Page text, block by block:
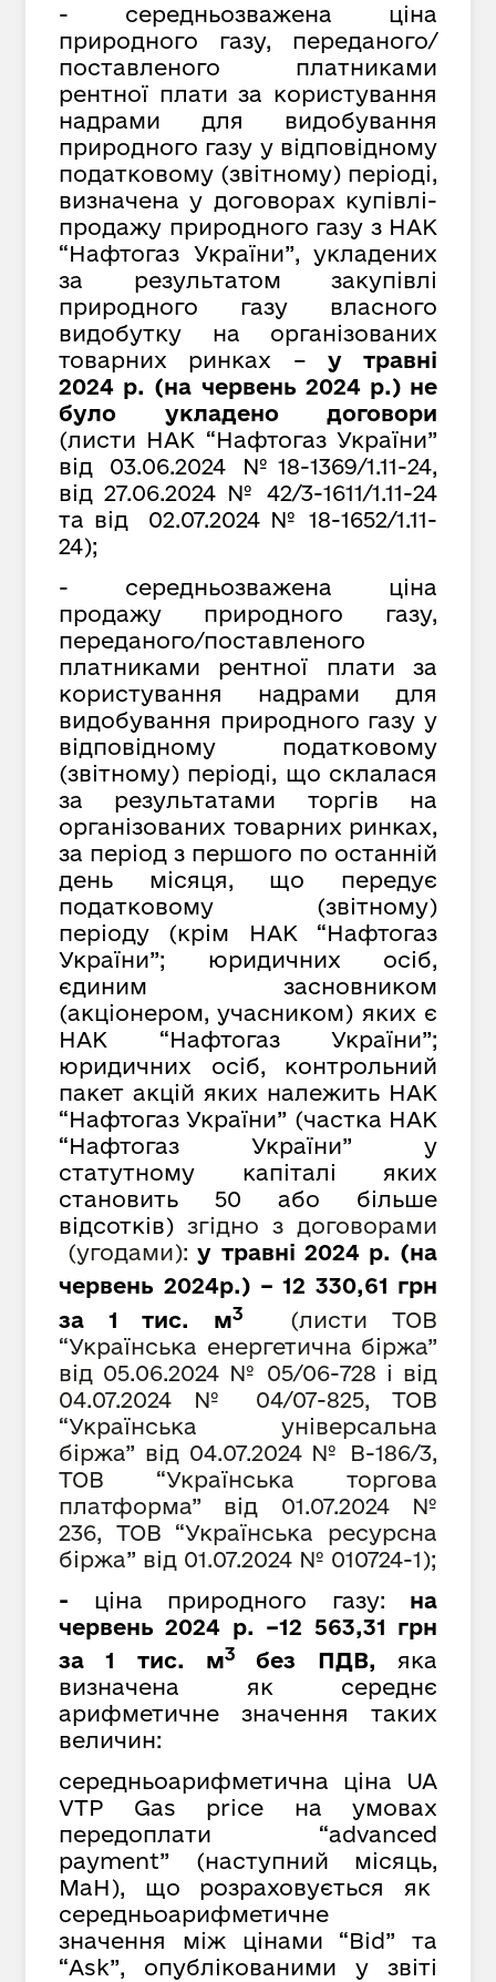
- середньозважена ціна
природного газу, переданого/
поставленого платниками
рентної плати за користування
надрами для видобування
природного газу у відповідному
податковому (звітному) періоді,
визначена у договорах купівлі-
продажу природного газу з НАК
“Нафтогаз України”, укладених
за результатом закупівлі
природного газу власного
видобутку на організованих
товарних ринках – у травні
2024 р. (на червень 2024 р.) не
було укладено договори
(листи НАК “Нафтогаз України”
від 03.06.2024 №18-1369/1.11-24,
від 27.06.2024 № 42/3-1611/1.11-24
та від 02.07.2024 № 18-1652/1.11-
24);
- середньозважена ціна
продажу природного газу,
переданого/поставленого
платниками рентної плати за
користування надрами для
видобування природного газу у
відповідному податковому
(звітному) періоді, що склалася
за результатами торгів на
організованих товарних ринках,
за період з першого по останній
день місяця, що передує
податковому (звітному)
періоду (крім НАК “Нафтогаз
України”; юридичних осіб,
єдиним засновником
(акціонером, учасником) яких є
НАК “Нафтогаз України”;
юридичних осіб, контрольний
пакет акцій яких належить НАК
“Нафтогаз України” (частка НАК
“Нафтогаз України” у
статутному капіталі яких
становить 50 або більше
відсотків) згідно з договорами
(угодами):у травні 2024 р. (на
червень 2024р.) – 12 330,61 грн
за 1 тис. м3
(листи ТОВ
“Українська енергетична біржа”
від 05.06.2024 № 05/06-728 і від
04.07.2024 №
04/07-825, ТОВ
“Українська універсальна
біржа” від 04.07.2024 № В-186/3,
ТОВ “Українська торгова
платформа” від 01.07.2024 №
236, ТОВ “Українська ресурсна
біржа” від 01.07.2024 № 010724-1);
- ціна природного газу: на
червень 2024 р. –12 563,31 грн
за 1 тис. м3 без ПДВ, яка
визначена як середнє
арифметичне значення таких
величин:
середньоарифметична ціна UA
VTP Gas price на умовах
передоплати “advanced
payment” (наступний місяць,
MaH), що розраховується як
cередньоарифметичне
значення між цінами “Bid” та
“Ask”, опублікованими у звіті